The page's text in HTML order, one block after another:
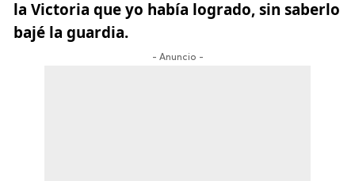
la Victoria que yo había logrado, sin saberlo
bajé la guardia.
- Anuncio -